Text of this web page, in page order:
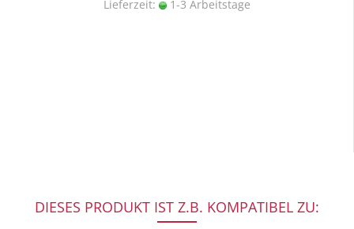
Lieferzeit: 1-3 Arbeitstage
DIESES PRODUKT IST Z.B. KOMPATIBEL ZU: